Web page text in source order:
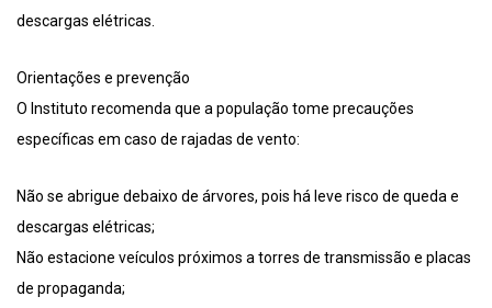
descargas elétricas.
Orientações e prevenção
O Instituto recomenda que a população tome precauções
específicas em caso de rajadas de vento:
Não se abrigue debaixo de árvores, pois há leve risco de queda e
descargas elétricas;
Não estacione veículos próximos a torres de transmissão e placas
de propaganda;